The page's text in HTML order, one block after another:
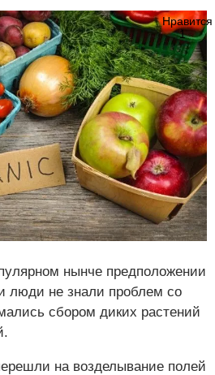
Нравится
1
нынче предположении
люди не знали проблем со
сбором диких растений
на возделывание полей